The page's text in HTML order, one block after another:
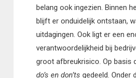
belang ook ingezien. Binnen
blijft er onduidelijk ontstaan,
uitdagingen. Ook ligt er een
verantwoordelijkheid bij
groot afbreukrisico. Op basis
do’s en don’ts gedeeld. Onder